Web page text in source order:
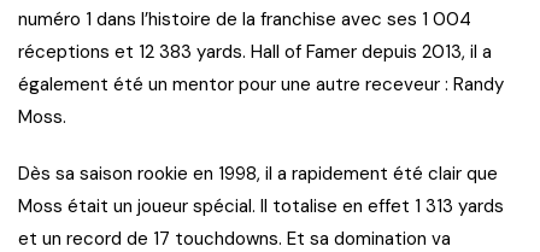
numéro 1 dans l’histoire de la franchise avec ses 1 004
réceptions et 12 383 yards. Hall of Famer depuis 2013, il a
également été un mentor pour une autre receveur : Randy
Moss.
Dès sa saison rookie en 1998, il a rapidement été clair que
Moss était un joueur spécial. Il totalise en effet 1 313 yards
et un record de 17 touchdowns. Et sa domination va